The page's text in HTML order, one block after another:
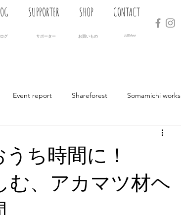
SUPPORTER SHOP CONTACT
グ サポーター お買いもの ​お問合せ
Event report Shareforest Somamichi works
ち時間に！
む、アカマツ材ヘ